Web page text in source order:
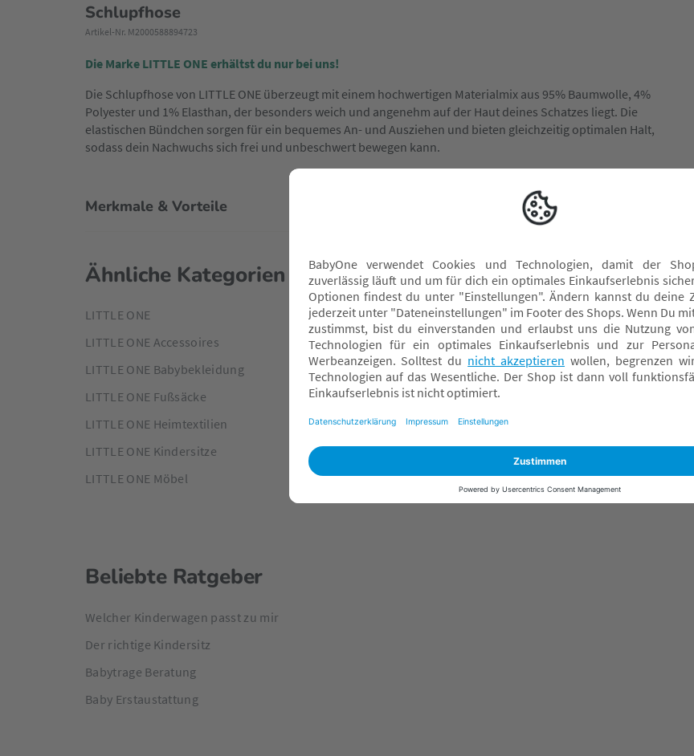
Schlupfhose
Artikel-Nr. M2000588894723
Die Marke LITTLE ONE erhältst du nur bei uns!
Die Schlupfhose von LITTLE ONE überzeugt mit einem hochwertigen Materialmix aus 95% Baumwolle, 4%
Polyester und 1% Elasthan, der besonders weich und angenehm auf der Haut deines Schatzes liegt. Die
elastischen Bündchen sorgen für ein bequemes An- und Ausziehen und bieten gleichzeitig optimalen Halt,
sodass dein Nachwuchs sich frei und unbeschwert bewegen kann.
Merkmale & Vorteile
Ähnliche Kategorien
LITTLE ONE
LITTLE ONE Accessoires
LITTLE ONE Babybekleidung
LITTLE ONE Fußsäcke
LITTLE ONE Heimtextilien
LITTLE ONE Kindersitze
LITTLE ONE Möbel
LITTLE ONE Spielzeug
LITTLE ONE Stillkissen
LITTLE ONE Wickelauflagen
Cordhosen
Jeanshosen
Kurze Hosen
Lange Hosen
Beliebte Ratgeber
Welcher Kinderwagen passt zu mir
Der richtige Kindersitz
Babytrage Beratung
Baby Erstaustattung